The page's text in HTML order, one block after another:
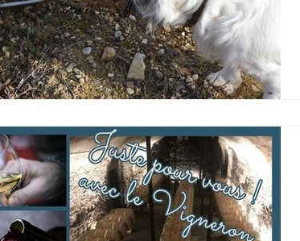
TOURISTIQUE
DU TONNEAU
NORDIC HOUSE
D'HEBERGEMENTS INSOLITES